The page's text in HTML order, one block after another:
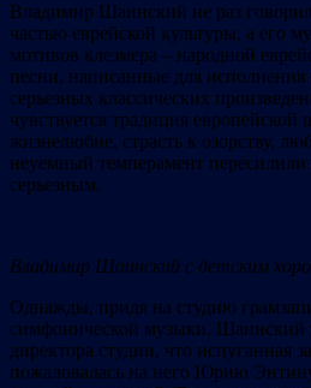
Владимир Шаинский не раз говорил
частью еврейской культуры, а его
мотивов клезмера – народной
песни, написанные для
серьезных классических
чувствуется традиция
жизнелюбие, страсть к озорству,
неуемный темперамент пересилили
серьезным.
Владимир Шаинский с детским
Однажды, придя на студию
симфонической музыки, Шаинский
директора студии, что испуганная
пожаловалась на него Юрию